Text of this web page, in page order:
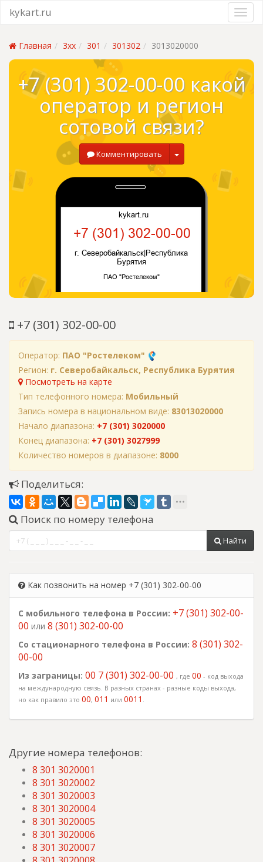
kykart.ru
Главная 3xx 301 301302 3013020000
+7 (301) 302-00-00 какой
оператор и регион
сотовой связи?
Комментировать
+7 (301) 302-00-00
Оператор: ПАО "Ростелеком"
Регион: г. Северобайкальск, Республика Бурятия
Посмотреть на карте
Тип телефонного номера: Мобильный
Запись номера в национальном виде: 83013020000
Начало диапазона: +7 (301) 3020000
Конец диапазона: +7 (301) 3027999
Количество номеров в диапазоне: 8000
Поделиться:
Поиск по номеру телефона
Найти
Как позвонить на номер +7 (301) 302-00-00
С мобильного телефона в России: +7 (301) 302-00-
00 или 8 (301) 302-00-00
Со стационарного телефона в России: 8 (301) 302-
00-00
Из заграницы: 00 7 (301) 302-00-00 , где 00 - код выхода
на международную связь. В разных странах - разные коды выхода,
но как правило это 00, 011 или 0011 .
Другие номера телефонов:
8 301 3020001
8 301 3020002
8 301 3020003
8 301 3020004
8 301 3020005
8 301 3020006
8 301 3020007